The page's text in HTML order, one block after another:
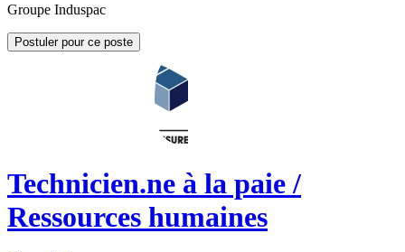
Groupe Induspac
Postuler pour ce poste
Technicien.ne à la paie /
Ressources humaines